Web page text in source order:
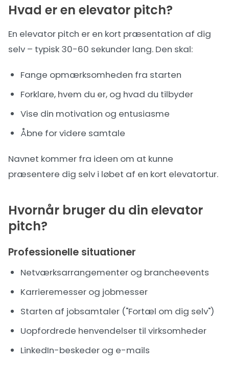
Hvad er en elevator pitch?
En elevator pitch er en kort præsentation af dig
selv – typisk 30-60 sekunder lang. Den skal:
Fange opmærksomheden fra starten
Forklare, hvem du er, og hvad du tilbyder
Vise din motivation og entusiasme
Åbne for videre samtale
Navnet kommer fra ideen om at kunne
præsentere dig selv i løbet af en kort elevatortur.
Hvornår bruger du din elevator
pitch?
Professionelle situationer
Netværksarrangementer og brancheevents
Karrieremesser og jobmesser
Starten af jobsamtaler ("Fortæl om dig selv")
Uopfordrede henvendelser til virksomheder
LinkedIn-beskeder og e-mails